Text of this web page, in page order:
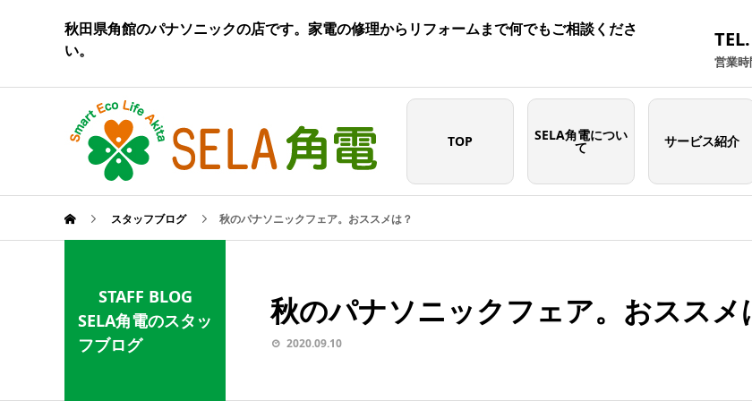
秋田県角館のパナソニックの店です。家電の修理からリフォームまで何でもご相談くださ
い。
TEL.
営業
TOP SELA角電につい
て サービス紹介
スタッフブログ 秋のパナソニックフェア。おススメは？
STAFF BLOG
SELA角電のスタッ
フブログ
秋のパナソニックフェア。おススメ
2020.09.10